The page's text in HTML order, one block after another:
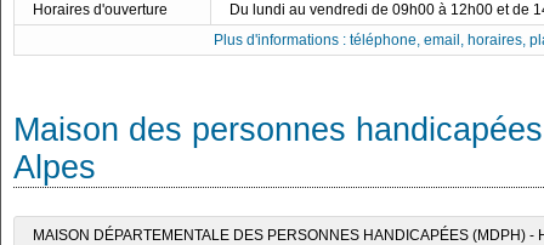
Horaires d'ouverture
Du lundi au vendredi de 09h00 à 12h00 et de
Plus d'informations : téléphone, email, horaires,
Maison des personnes
Alpes
MAISON DÉPARTEMENTALE DES PERSONNES HANDICAPÉES (MDPH) -